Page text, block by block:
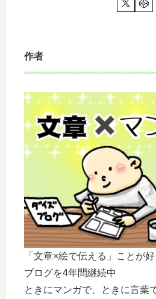
作者
「文章×絵で伝える」ことが
ブログを4年間継続中
ときにマンガで、ときに言葉